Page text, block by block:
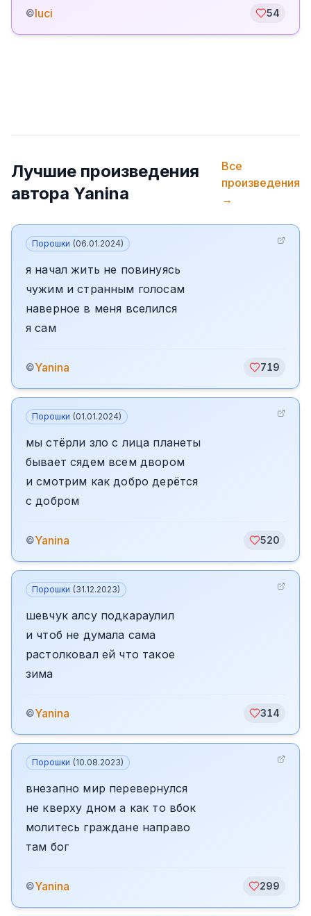
©luci 54
Лучшие произведения
автора Yanina
Все
произведения
→
Порошки (06.01.2024)
я начал жить не повинуясь
чужим и странным голосам
наверное в меня вселился
я сам
©Yanina 719
Порошки (01.01.2024)
мы стёрли зло с лица планеты
бывает сядем всем двором
и смотрим как добро дерётся
с добром
©Yanina 520
Порошки (31.12.2023)
шевчук алсу подкараулил
и чтоб не думала сама
растолковал ей что такое
зима
©Yanina 314
Порошки (10.08.2023)
внезапно мир перевернулся
не кверху дном а как то вбок
молитесь граждане направо
там бог
©Yanina 299